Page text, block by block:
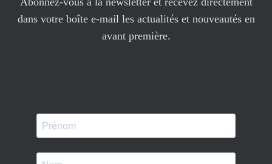
dans votre boîte e-mail les actualités et nouveautés en
avant première.